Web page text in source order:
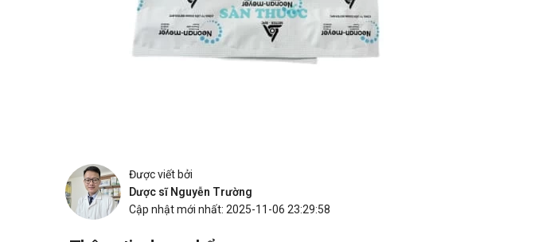
Được viết bởi
Dược sĩ Nguyễn Trường
Cập nhật mới nhất: 2025-11-06 23:29:58